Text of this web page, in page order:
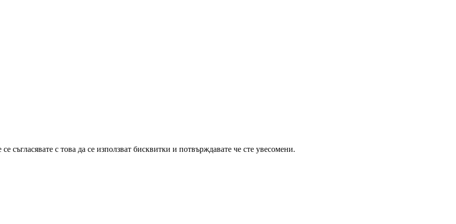
съгласявате с това да се използват бисквитки и потвърждавате че сте увесомени.